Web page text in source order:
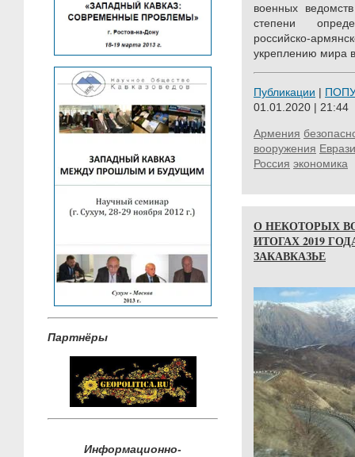
Партнёры
Информационно-
военных
степени
российско-
укреплению мира
Публикации |
01.01.2020 | 21:44
Армения
вооружения
Россия экономика
О НЕКОТОРЫХ
ИТОГАХ 2019
ЗАКАВКАЗЬЕ